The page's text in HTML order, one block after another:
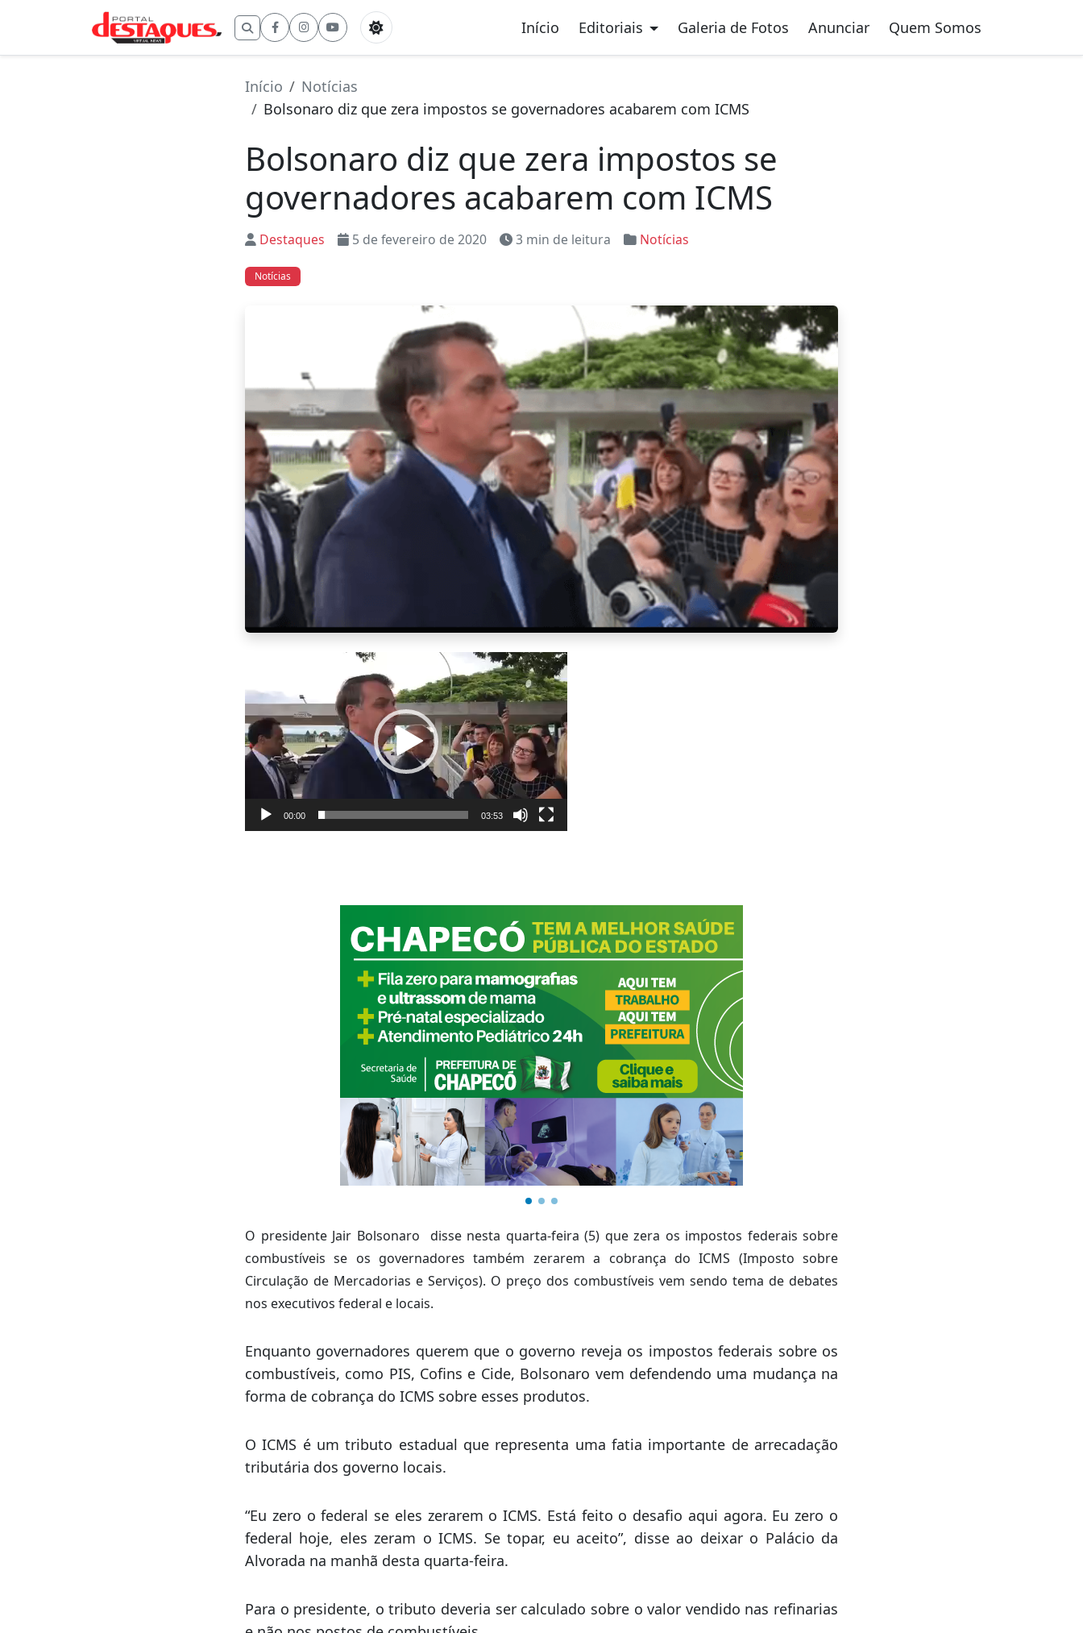
Buscar por: Início Editoriais Galeria de Fotos Anunciar Quem Somos
Início
Notícias
Bolsonaro diz que zera impostos se governadores acabarem com ICMS
Bolsonaro diz que zera impostos se
governadores acabarem com ICMS
Destaques 5 de fevereiro de 2020 3 min de leitura Notícias
Notícias
vídeo
00:00 03:53
O presidente Jair Bolsonaro
disse nesta quarta-feira (5) que zera os impostos federais sobre
combustíveis se os governadores também zerarem a cobrança do ICMS (Imposto sobre
Circulação de Mercadorias e Serviços). O preço dos combustíveis vem sendo tema de debates
nos executivos federal e locais.
Enquanto governadores querem que o governo reveja os impostos federais sobre os
combustíveis, como PIS, Cofins e Cide, Bolsonaro vem defendendo uma mudança na
O ICMS é um tributo estadual que representa uma fatia importante de arrecadação
tributária dos governo locais.
“Eu zero o federal se eles zerarem o ICMS. Está feito o desafio aqui agora. Eu zero o